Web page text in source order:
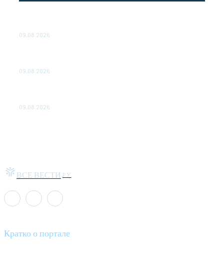
09.08.2026
09.08.2026
09.08.2026
ВСЕ ВЕСТИ РУ
Кратко о портале